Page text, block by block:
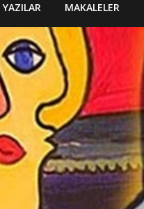
YAZILAR MAKALELER